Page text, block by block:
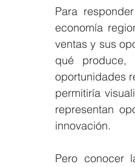
Para
economía
ventas y sus
qué produce,
oportunidades
permitiría
representan
innovación.
Pero conocer